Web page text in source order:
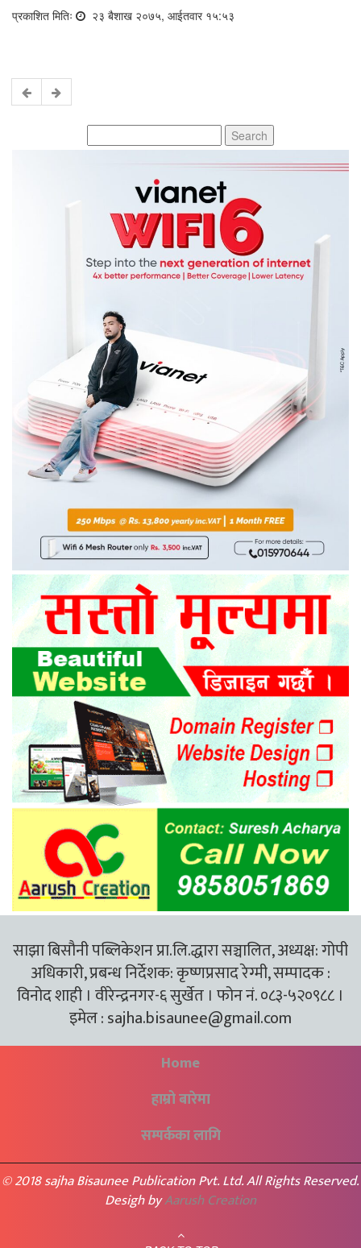
प्रकाशित मितिः २३ बैशाख २०७५, आईतवार १५:५३
for:
साझा बिसौनी पब्लिकेशन प्रा.लि.द्धारा सञ्चालित, अध्यक्ष: गोपी
अधिकारी, प्रबन्ध निर्देशक: कृष्णप्रसाद रेग्मी, सम्पादक :
विनोद शाही । वीरेन्द्रनगर-६ सुर्खेत । फोन नं. ०८३-५२०९८८ ।
इमेल :sajha.bisaunee@gmail.com
Home
हाम्रो बारेमा
सम्पर्कका लागि
© 2018 sajha Bisaunee Publication Pvt. Ltd. All Rights Reserved.
Desigh byAarush Creation